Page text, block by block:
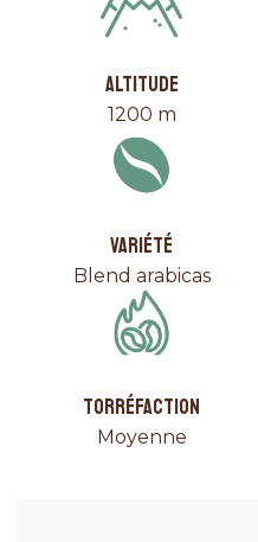
ALTITUDE
1200 m
VARIÉTÉ
Blend arabicas
TORRÉFACTION
Moyenne